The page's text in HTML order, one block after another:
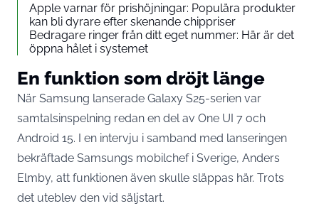
Apple varnar för prishöjningar: Populära produkter
kan bli dyrare efter skenande chippriser
Bedragare ringer från ditt eget nummer: Här är det
öppna hålet i systemet
En funktion som dröjt länge
När Samsung lanserade Galaxy S25-serien var
samtalsinspelning redan en del av One UI 7 och
Android 15. I en intervju i samband med lanseringen
bekräftade Samsungs mobilchef i Sverige, Anders
Elmby, att funktionen även skulle släppas här. Trots
det uteblev den vid säljstart.